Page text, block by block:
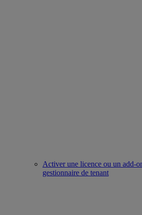
Activer une licence ou un add-
gestionnaire de tenant